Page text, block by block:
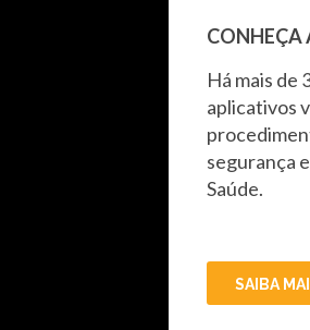
CONHEÇA
Há mais de
aplicativos
segurança
Saúde.
SAIBA